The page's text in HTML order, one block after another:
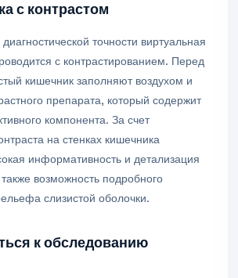
с контрастом
точности виртуальная
с контрастированием. Перед
кишечник заполняют воздухом и
препарата, который содержит
компонента. За счет
на стенках кишечника
информативность и детализация
возможность подробного
слизистой оболочки.
к обследованию